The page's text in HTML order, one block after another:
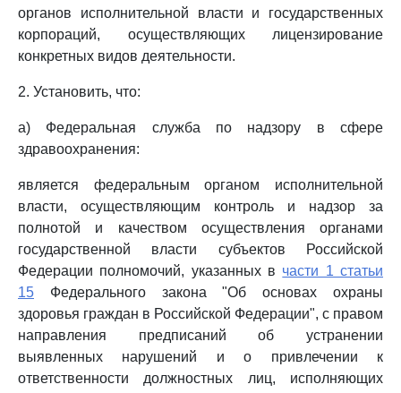
органов исполнительной власти и государственных
корпораций, осуществляющих лицензирование
конкретных видов деятельности.
2. Установить, что:
а) Федеральная служба по надзору в сфере
здравоохранения:
является федеральным органом исполнительной
власти, осуществляющим контроль и надзор за
полнотой и качеством осуществления органами
государственной власти субъектов Российской
Федерации полномочий, указанных в части 1 статьи
15 Федерального закона "Об основах охраны
здоровья граждан в Российской Федерации", с правом
направления предписаний об устранении
выявленных нарушений и о привлечении к
ответственности должностных лиц, исполняющих